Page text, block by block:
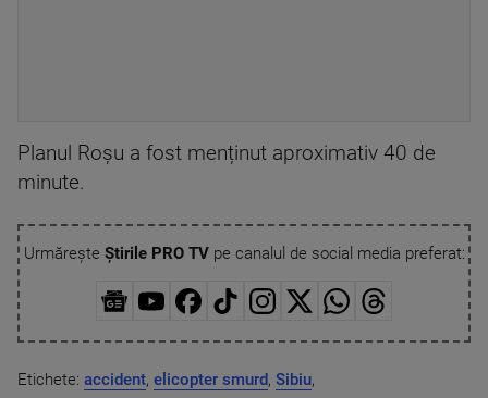
Planul Roșu a fost menținut aproximativ 40 de
minute.
Urmărește Știrile PRO TVpe canalul de social media preferat:
Etichete: accident, elicopter smurd, Sibiu,